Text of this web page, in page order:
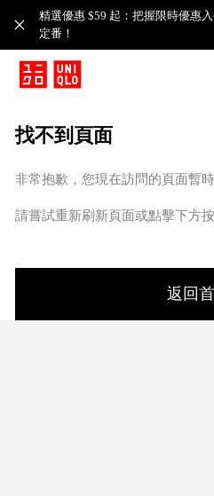
精選優惠 $59 起：把握限時優惠
定番！​
找不到頁面
非常抱歉，您現在訪問的頁面暫
請嘗試重新刷新頁面或點擊下方
返回